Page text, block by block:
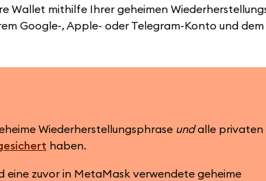
Wallet mithilfe Ihrer geheimen
Google-, Apple- oder Telegram-Konto und dem
Wiederherstellungsphrase undalle privaten
haben.
zuvor in MetaMask verwendete geheime